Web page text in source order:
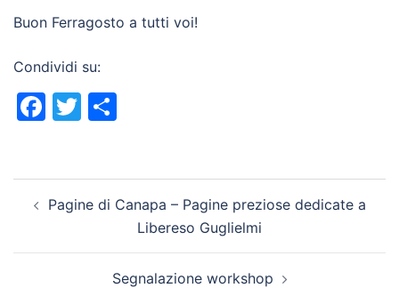
Buon Ferragosto a tutti voi!
Condividi su:
Facebook
Twitter
articolo
Pagine di Canapa – Pagine preziose dedicate a
Libereso Guglielmi
Segnalazione workshop